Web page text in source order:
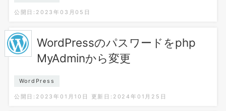
公開日:2023年03月05日
WordPressのパスワードをphp
MyAdminから変更
WordPress
公開日:2023年01月10日 更新日:2024年01月25日